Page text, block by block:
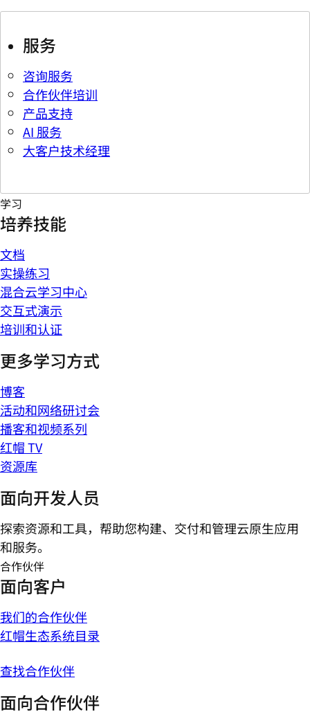
服务
咨询服务
合作伙伴培训
产品支持
AI 服务
大客户技术经理
学习
培养技能
文档
实操练习
混合云学习中心
交互式演示
培训和认证
更多学习方式
博客
活动和网络研讨会
播客和视频系列
红帽 TV
资源库
面向开发人员
探索资源和工具，帮助您构建、交付和管理云原生应用
和服务。
合作伙伴
面向客户
我们的合作伙伴
红帽生态系统目录
查找合作伙伴
面向合作伙伴